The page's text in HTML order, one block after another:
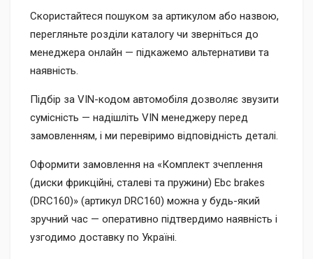
Скористайтеся пошуком за артикулом або назвою,
перегляньте розділи каталогу чи зверніться до
менеджера онлайн — підкажемо альтернативи та
наявність.
Підбір за VIN-кодом автомобіля дозволяє звузити
сумісність — надішліть VIN менеджеру перед
замовленням, і ми перевіримо відповідність деталі.
Оформити замовлення на «Комплект зчеплення
(диски фрикційні, сталеві та пружини) Ebc brakes
(DRC160)» (артикул DRC160) можна у будь-який
зручний час — оперативно підтвердимо наявність і
узгодимо доставку по Україні.